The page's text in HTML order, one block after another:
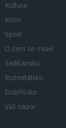
Kultura
Krimi
Sport
O čem se mluví
Sedlčansko
Rožmitálsko
Dobříšsko
Váš názor